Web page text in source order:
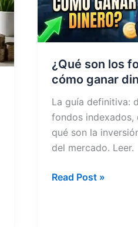
¿Qué son los
cómo ganar
La guía definitiva:
fondos
qué son la
del mercado. Leer.
¿Qué
Read Post »